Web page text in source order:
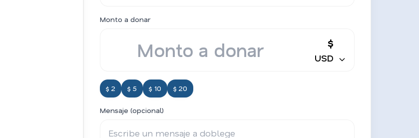
Monto a donar
$
USD
$ 2 $ 5 $ 10 $ 20
Mensaje (opcional)